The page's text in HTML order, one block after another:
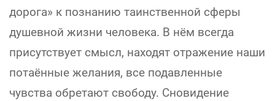
дорога» к познанию таинственной сферы
душевной жизни человека. В нём всегда
присутствует смысл, находят отражение наши
потаённые желания, все подавленные
чувства обретают свободу. Сновидение